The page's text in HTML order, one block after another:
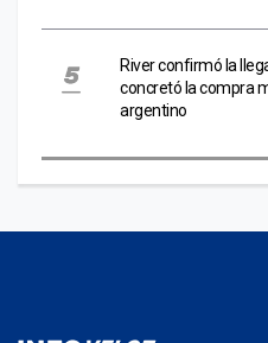
River confirmó la
concretó la compra
argentino